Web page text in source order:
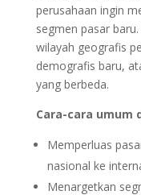
perusahaan ingin
segmen pasar
wilayah geografis
demografis baru,
yang berbeda.
Cara-cara umum
Memperluas
nasional ke
Menargetkan